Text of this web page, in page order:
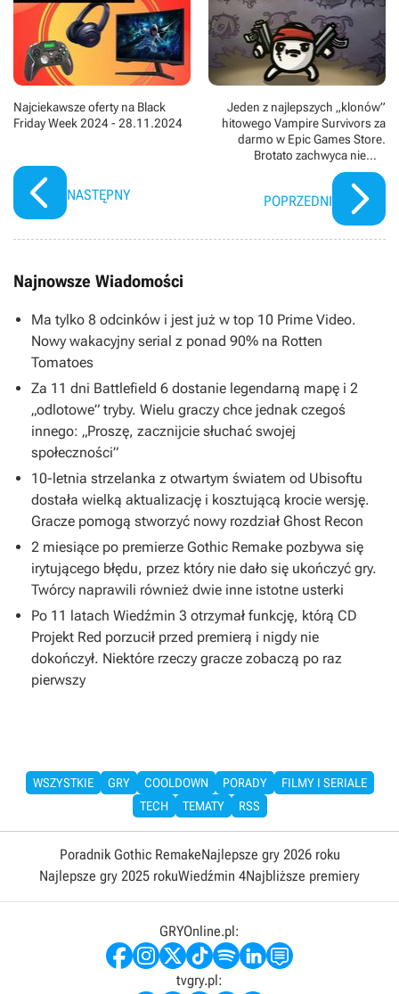
Najciekawsze oferty na Black
Friday Week 2024 - 28.11.2024
NASTĘPNY
Jeden z najlepszych „klonów”
hitowego Vampire Survivors za
darmo w Epic Games Store.
Brotato zachwyca niemal
wyłącznie pozytywnymi
recenzjami
POPRZEDNI
Najnowsze Wiadomości
Ma tylko 8 odcinków i jest już w top 10 Prime Video.
Nowy wakacyjny serial z ponad 90% na Rotten
Tomatoes
Za 11 dni Battlefield 6 dostanie legendarną mapę i 2
„odlotowe” tryby. Wielu graczy chce jednak czegoś
innego: „Proszę, zacznijcie słuchać swojej
społeczności”
10-letnia strzelanka z otwartym światem od Ubisoftu
dostała wielką aktualizację i kosztującą krocie wersję.
Gracze pomogą stworzyć nowy rozdział Ghost Recon
2 miesiące po premierze Gothic Remake pozbywa się
irytującego błędu, przez który nie dało się ukończyć gry.
Twórcy naprawili również dwie inne istotne usterki
Po 11 latach Wiedźmin 3 otrzymał funkcję, którą CD
Projekt Red porzucił przed premierą i nigdy nie
dokończył. Niektóre rzeczy gracze zobaczą po raz
pierwszy
WSZYSTKIE GRY COOLDOWN PORADY
FILMY I SERIALE
TECH
TEMATY RSS
Poradnik Gothic RemakeNajlepsze gry 2026 roku
Najlepsze gry 2025 rokuWiedźmin 4Najbliższe premiery
GRYOnline.pl:
tvgry.pl: